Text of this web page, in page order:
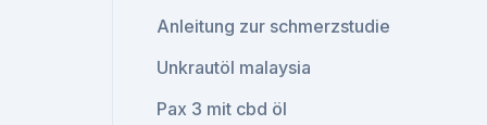
Anleitung zur schmerzstudie
Unkrautöl malaysia
Pax 3 mit cbd öl